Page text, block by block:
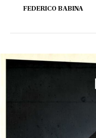
FEDERICO BABINA